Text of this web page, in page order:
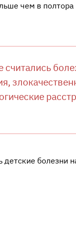
чем в
считались
болезни